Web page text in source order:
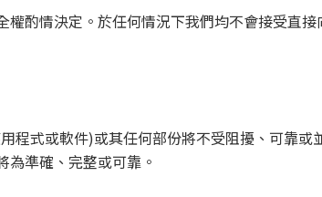
酌情決定。於任何情況下我們均不會接受直
程式或軟件)或其任何部份將不受阻擾、可靠或
準確、完整或可靠。